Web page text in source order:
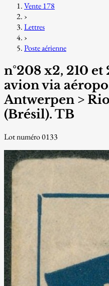
Vente 178
›
Lettres
›
Poste aérienne
n°208 x2, 210
avion via
Antwerpen >
(Brésil). TB
Lot numéro 0133